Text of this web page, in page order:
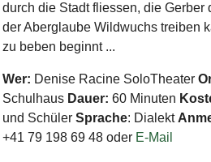
durch die Stadt fliessen, die Gerber
der Aberglaube Wildwuchs treiben
zu beben beginnt ...
Wer: Denise Racine SoloTheater
Schulhaus Dauer: 60 Minuten
und Schüler Sprache: Dialekt
+41 79 198 69 48 oder E-Mail